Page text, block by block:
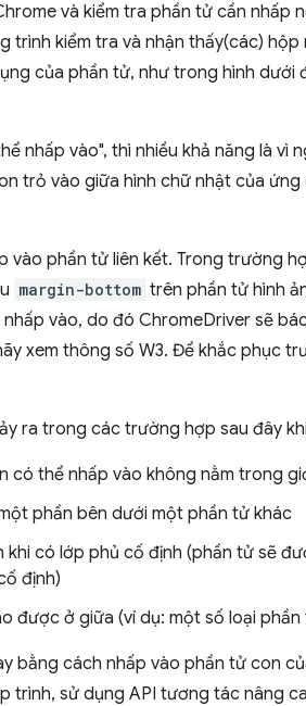
và kiểm tra phần tử cần nhấp
kiểm tra và nhận thấy(các) hộp
của phần tử, như trong hình dưới
nhấp vào", thì nhiều khả năng là vì
trỏ vào giữa hình chữ nhật của ứng
phần tử liên kết. Trong trường
margin-bottom trên phần tử hình
vào, do đó ChromeDriver sẽ
xem thông số W3. Để khắc phục
ra trong các trường hợp sau đây
có thể nhấp vào không nằm trong
phần bên dưới một phần tử khác
khi có lớp phủ cố định (phần tử sẽ
định)
được ở giữa (ví dụ: một số loại phần
bằng cách nhấp vào phần tử con
trình, sử dụng API tương tác nâng